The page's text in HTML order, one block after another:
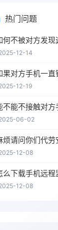
热门问题
何不被对方发现远
12-14
对方手机一直锁屏，还
12-19
不能不接触对方
06-02
烦请问你们代劳安
12-08
么下载手机远
12-08